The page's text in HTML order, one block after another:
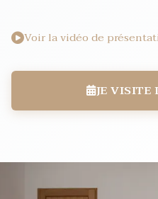
Voir la vidéo de
JE VISITE